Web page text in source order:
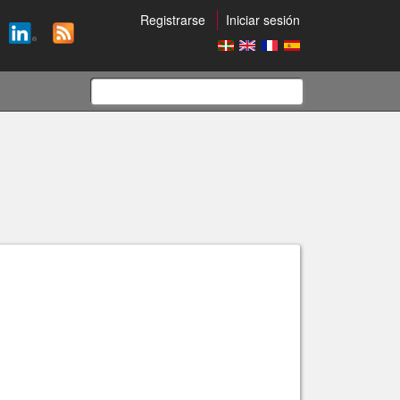
Registrarse Iniciar sesión
búsqueda